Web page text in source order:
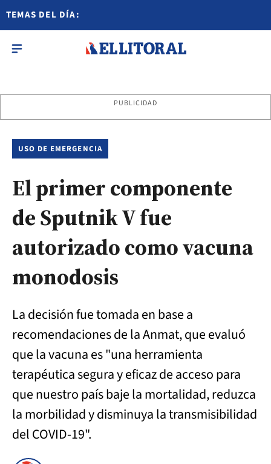
TEMAS DEL DÍA:
PUBLICIDAD
USO DE EMERGENCIA
El primer componente
de Sputnik V fue
autorizado como vacuna
monodosis
La decisión fue tomada en base a
recomendaciones de la Anmat, que evaluó
que la vacuna es "una herramienta
terapéutica segura y eficaz de acceso para
que nuestro país baje la mortalidad, reduzca
la morbilidad y disminuya la transmisibilidad
del COVID-19".